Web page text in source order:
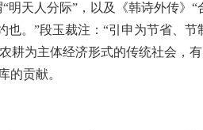
明天人分际”，以及《韩诗外传》“
也。”段玉裁注：“引申为节省、节
耕为主体经济形式的传统社会，
的贡献。